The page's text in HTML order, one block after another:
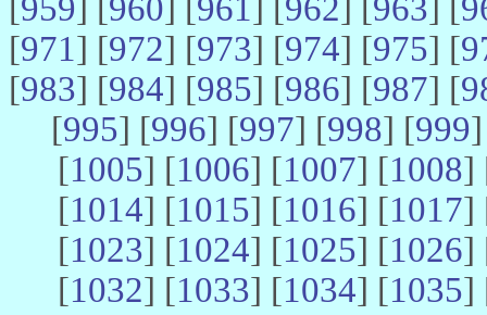
959 960 961 962 963
[971] [972] [973] [974] [975] [
[983] [984] [985] [986] [987] [
[995] [996] [997] [998] [999
[1005] [1006] [1007] [1008]
[1014] [1015] [1016] [1017]
[1023] [1024] [1025] [1026]
[1032] [1033] [1034] [1035]